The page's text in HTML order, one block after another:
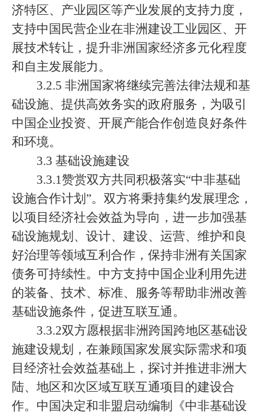
济特区、产业园区等产业发展的支持力度，
支持中国民营企业在非洲建设工业园区、开
展技术转让，提升非洲国家经济多元化程度
和自主发展能力。
3.2.5 非洲国家将继续完善法律法规和基
础设施、提供高效务实的政府服务，为吸引
中国企业投资、开展产能合作创造良好条件
和环境。
3.3 基础设施建设
3.3.1赞赏双方共同积极落实“中非基础
设施合作计划”。双方将秉持集约发展理念，
以项目经济社会效益为导向，进一步加强基
础设施规划、设计、建设、运营、维护和良
好治理等领域互利合作，保持非洲有关国家
债务可持续性。中方支持中国企业利用先进
的装备、技术、标准、服务等帮助非洲改善
基础设施条件，促进互联互通。
3.3.2双方愿根据非洲跨国跨地区基础设
施建设规划，在兼顾国家发展实际需求和项
目经济社会效益基础上，探讨并推进非洲大
陆、地区和次区域互联互通项目的建设合
作。中国决定和非盟启动编制《中非基础设